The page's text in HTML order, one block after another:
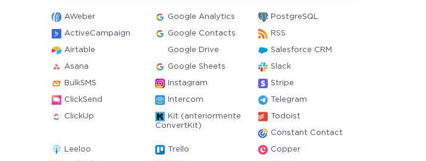
AWeber Google Analytics PostgreSQL
ActiveCampaign Google Contacts RSS
Airtable Google Drive Salesforce CRM
Asana Google Sheets Slack
BulkSMS Instagram Stripe
ClickSend Intercom Telegram
ClickUp
Kit (anteriormente
ConvertKit)
Todoist
Constant Contact
Leeloo Trello Copper